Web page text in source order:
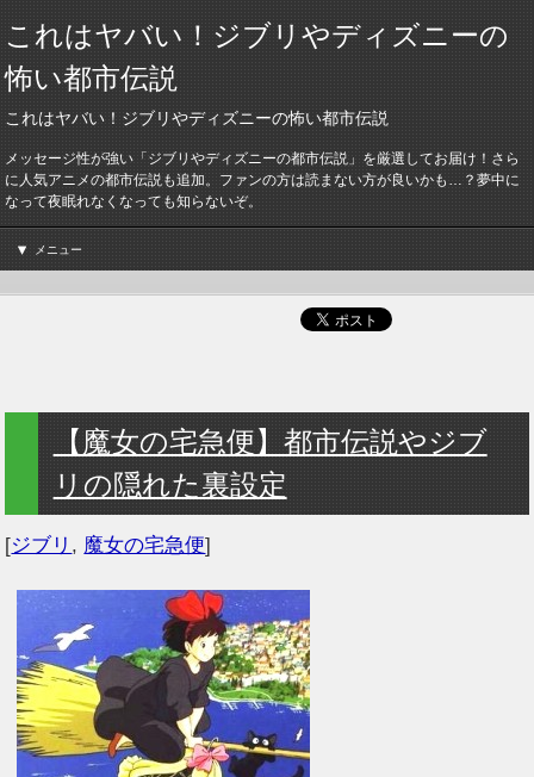
これはヤバい！ジブリやディズニーの
怖い都市伝説
これはヤバい！ジブリやディズニーの怖い都市伝説
メッセージ性が強い「ジブリやディズニーの都市伝説」を厳選してお届け！さら
に人気アニメの都市伝説も追加。ファンの方は読まない方が良いかも…？夢中に
なって夜眠れなくなっても知らないぞ。
メニュー
【魔女の宅急便】都市伝説やジブ
リの隠れた裏設定
[ジブリ , 魔女の宅急便]